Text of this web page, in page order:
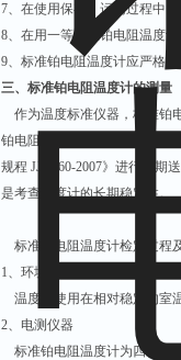
7、在使用保存、运输过程中
8、在用一等标准铂电阻温度
9、标准铂电阻温度计应严格
三、标准铂电阻温度计的测量
作为温度标准仪器，标准铂
铂电阻温度计相应等级的要求
规程 JJG160-2007》进行周期
是考查温度计的长期稳定性。
标准铂电阻温度计检定过程
1、环境要求
温度计使用在相对稳定的室
2、电测仪器
标准铂电阻温度计为四线制